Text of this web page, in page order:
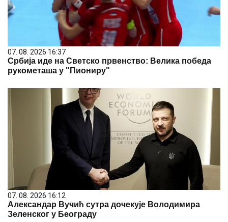
07. 08. 2026 16:37
Србија иде на Светско првенство: Велика победа
рукометаша у "Пиониру"
07. 08. 2026 16:12
Александар Вучић сутра дочекује Володимира
Зеленског у Београду